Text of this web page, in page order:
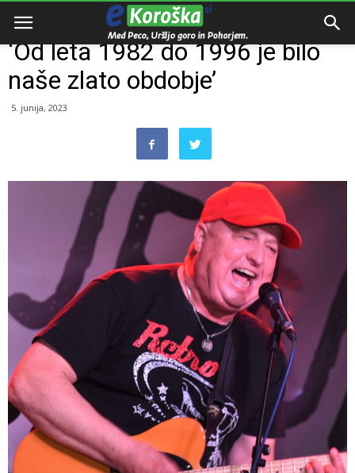
Domov
‘Od leta 1982 do 1996 je bilo
naše zlato obdobje’
5. junija, 2023